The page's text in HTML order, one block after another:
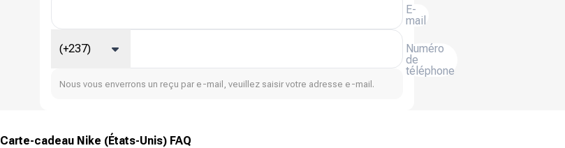
E-
mail
Numéro
de
téléphone
(+237)
Nous vous enverrons un reçu par e-mail, veuillez saisir votre adresse e-mail.
Carte-cadeau Nike (États-Unis) FAQ